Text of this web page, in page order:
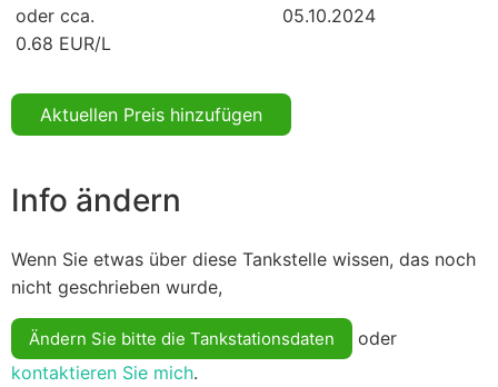
oder cca.
0.68 EUR/L
05.10.2024
Aktuellen Preis hinzufügen
Info ändern
Wenn Sie etwas über diese Tankstelle wissen, das noch
nicht geschrieben wurde,
Ändern Sie bitte die Tankstationsdaten
oder
kontaktieren Sie mich.